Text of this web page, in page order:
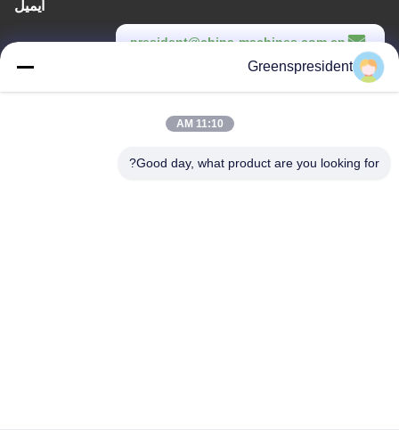
ایمیل
president@china-machines.com.cn
Greenspresident
11:10 AM
Good day, what product are you looking for?